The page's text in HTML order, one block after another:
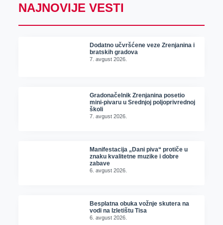
NAJNOVIJE VESTI
Dodatno učvršćene veze Zrenjanina i
bratskih gradova
7. avgust 2026.
Gradonačelnik Zrenjanina posetio
mini-pivaru u Srednjoj poljoprivrednoj
školi
7. avgust 2026.
Manifestacija „Dani piva“ protiče u
znaku kvalitetne muzike i dobre
zabave
6. avgust 2026.
Besplatna obuka vožnje skutera na
vodi na Izletištu Tisa
6. avgust 2026.